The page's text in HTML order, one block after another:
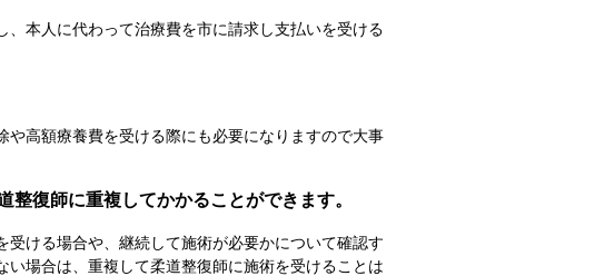
、本人に代わって治療費を市に請求し支払いを受ける
高額療養費を受ける際にも必要になりますので大事
復師に重複してかかることができます。
ける場合や、継続して施術が必要かについて確認す
場合は、重複して柔道整復師に施術を受けることは